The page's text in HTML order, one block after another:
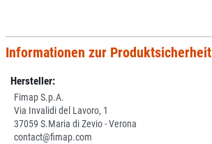
Informationen zur Produktsicherheit
Hersteller:
Fimap S.p.A.
Via Invalidi del Lavoro, 1
37059 S.Maria di Zevio - Verona
contact@fimap.com